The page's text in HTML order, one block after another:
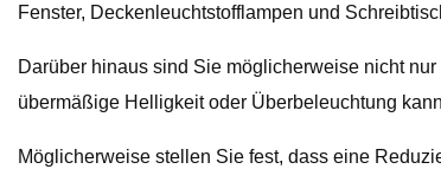
Fenster, Deckenleuchtstofflampen und
Darüber hinaus sind Sie möglicherweise nicht
übermäßige Helligkeit oder Überbeleuchtung
Möglicherweise stellen Sie fest, dass eine